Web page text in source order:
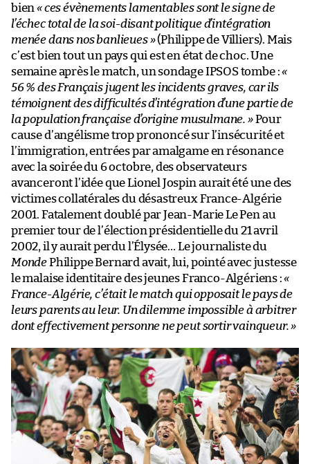
bien« ces évènements lamentables sont le signe de
l’échec total de la soi-disant politique d’intégration
menée dans nos banlieues »(Philippe de Villiers). Mais
c’est bien tout un pays qui est en état de choc. Une
semaine après le match, un sondage IPSOS tombe :«
56 % des Français jugent les incidents graves, car ils
témoignent des difficultés d’intégration d’une partie de
la population française d’origine musulmane. »Pour
cause d’angélisme trop prononcé sur l’insécurité et
l’immigration, entrées par amalgame en résonance
avec la soirée du 6 octobre, des observateurs
avanceront l’idée que Lionel Jospin aurait été une des
victimes collatérales du désastreux France-Algérie
2001. Fatalement doublé par Jean-Marie Le Pen au
premier tour de l’élection présidentielle du 21 avril
2002, il y aurait perdu l’Élysée… Le journaliste du
MondePhilippe Bernard avait, lui, pointé avec justesse
le malaise identitaire des jeunes Franco-Algériens :«
France-Algérie, c’était le match qui opposait le pays de
leurs parents au leur. Un dilemme impossible à arbitrer
dont effectivement personne ne peut sortir vainqueur. »